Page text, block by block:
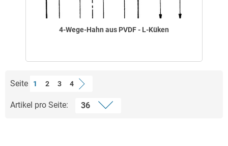
4-Wege-Hahn aus PVDF - L-Küken
Seite 1 2 3 4
Artikel pro Seite: